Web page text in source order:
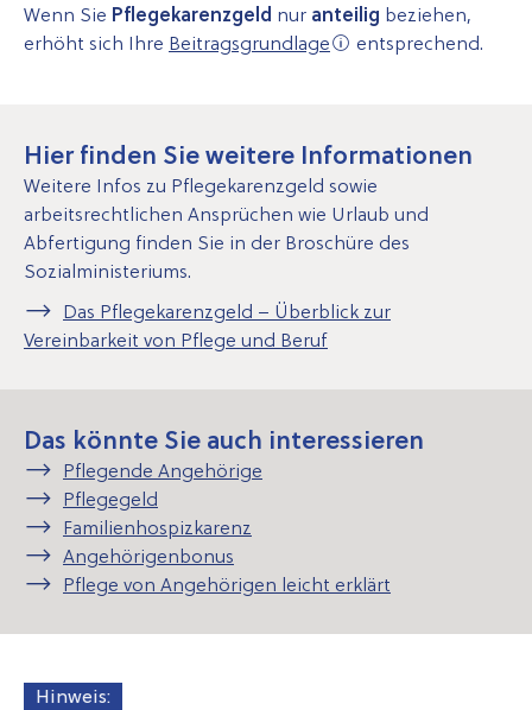
Wenn Sie Pflegekarenzgeld nur anteilig beziehen,
erhöht sich Ihre Beitragsgrundlage entsprechend.
Hier finden Sie weitere Informationen
Weitere Infos zu Pflegekarenzgeld sowie
arbeitsrechtlichen Ansprüchen wie Urlaub und
Abfertigung finden Sie in der Broschüre des
Sozialministeriums.
Das Pflegekarenzgeld – Überblick zur
Vereinbarkeit von Pflege und Beruf
Das könnte Sie auch interessieren
Pflegende Angehörige
Pflegegeld
Familienhospizkarenz
Angehörigenbonus
Pflege von Angehörigen leicht erklärt
Hinweis: